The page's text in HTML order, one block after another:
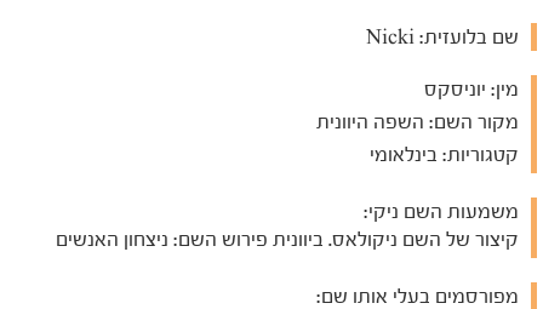
שם בלועזית:
מין: יוניסקס
מקור השם: השפה היוונית
קטגוריות: בינלאומי
משמעות השם ניקי:
קיצור של השם ניקולאס. ביוונית פירוש השם: ניצחון האנשים
מפורסמים בעלי אותו שם: